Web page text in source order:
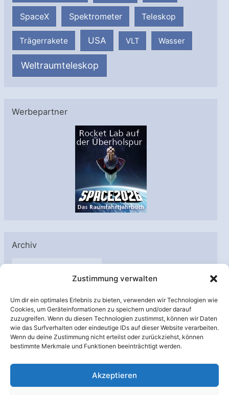
Zustimmung verwalten
Um dir ein optimales Erlebnis zu bieten, verwenden wir Technologien wie
Cookies, um Geräteinformationen zu speichern und/oder darauf
zuzugreifen. Wenn du diesen Technologien zustimmst, können wir Daten
wie das Surfverhalten oder eindeutige IDs auf dieser Website verarbeiten.
Wenn du deine Zustimmung nicht erteilst oder zurückziehst, können
bestimmte Merkmale und Funktionen beeinträchtigt werden.
Akzeptieren
SpaceX Spektrometer Teleskop
Trägerrakete USA VLT Wasser
Weltraumteleskop
Werbepartner
Archiv
A
h
i
v
Unterstützt von: